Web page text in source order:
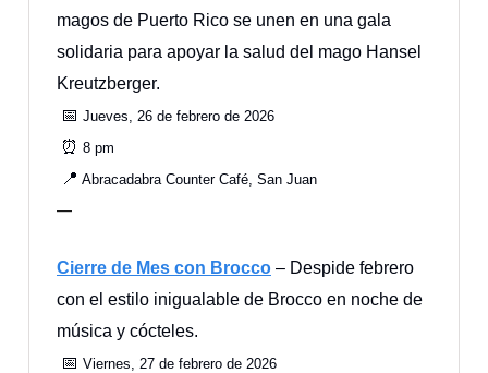
magos de Puerto Rico se unen en una gala
solidaria para apoyar la salud del mago Hansel
Kreutzberger.
📅 Jueves, 26 de febrero de 2026
⏰ 8 pm
📍 Abracadabra Counter Café, San Juan
—
Cierre de Mes con Brocco – Despide febrero
con el estilo inigualable de Brocco en noche de
música y cócteles.
📅 Viernes, 27 de febrero de 2026